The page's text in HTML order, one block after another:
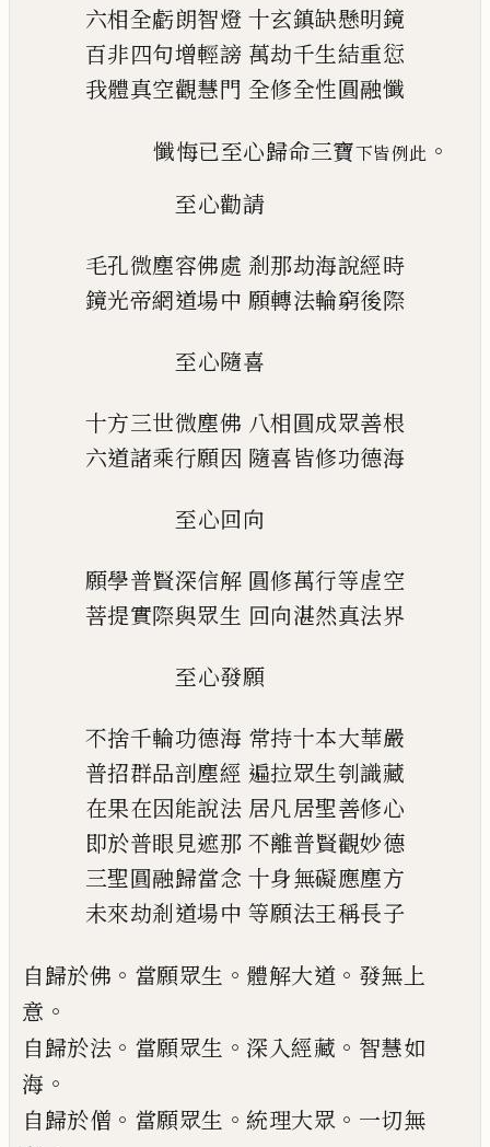
六相全虧朗智燈 十玄鎮缺懸明鏡
百非四句增輕謗 萬劫千生結重愆
我體真空觀慧門 全修全性圓融懺
懺悔已至心歸命三寶下皆例此 。
至心勸請
毛孔微塵容佛處 剎那劫海說經時
鏡光帝網道場中 願轉法輪窮後際
至心隨喜
十方三世微塵佛 八相圓成眾善根
六道諸乘行願因 隨喜皆修功德海
至心回向
願學普賢深信解 圓修萬行等虗空
菩提實際與眾生 回向湛然真法界
至心發願
不捨千輪功德海 常持十本大華嚴
普招群品剖塵經 遍拉眾生刳識藏
在果在因能說法 居凡居聖善修心
即於普眼見遮那 不離普賢觀妙德
三聖圓融歸當念 十身無礙應塵方
未來劫剎道場中 等願法王稱長子
自歸於佛 。 當願眾生 。 體解大道 。 發無上
意 。
自歸於法 。 當願眾生 。 深入經藏 。 智慧如
海 。
自歸於僧 。 當願眾生 。 統理大眾 。 一切無